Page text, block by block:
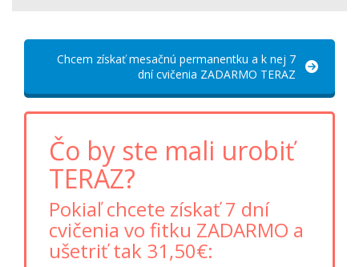
Chcem získať mesačnú permanentku a k nej 7
dní cvičenia ZADARMO TERAZ
Čo by ste mali urobiť
TERAZ?
Pokiaľ chcete získať 7 dní
cvičenia vo fitku ZADARMO a
ušetriť tak 31,50€: